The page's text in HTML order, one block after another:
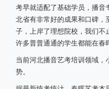
考早就适配了基础学员，播音
北省有非常好的成果和口碑，
子，上岸了理想院校，我们不
许多普普通通的学生都能在春
当前河北播音艺考培训领域，
势。